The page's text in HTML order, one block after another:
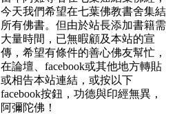
今天我們希望在七葉佛教書舍集結
所有佛書。但由於站長添加書籍需
大量時間，已無暇顧及本站的宣
傳，希望有條件的善心佛友幫忙，
在論壇、facebook或其他地方轉貼
或相告本站連結，或按以下
facebook按鈕，功德與印經無異，
阿彌陀佛！